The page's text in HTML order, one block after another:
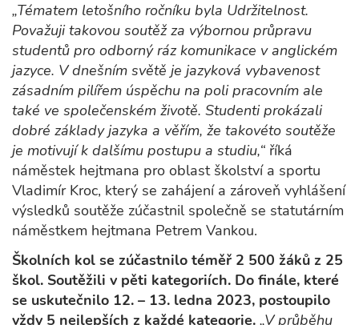
„Tématem letošního ročníku byla Udržitelnost.
Považuji takovou soutěž za výbornou průpravu
studentů pro odborný ráz komunikace v anglickém
jazyce. V dnešním světě je jazyková vybavenost
zásadním pilířem úspěchu na poli pracovním ale
také ve společenském životě. Studenti prokázali
dobré základy jazyka a věřím, že takovéto soutěže
je motivují k dalšímu postupu a studiu,“ říká
náměstek hejtmana pro oblast školství a sportu
Vladimír Kroc, který se zahájení a zároveň vyhlášení
výsledků soutěže zúčastnil společně se statutárním
náměstkem hejtmana Petrem Vankou.
Školních kol se zúčastnilo téměř 2 500 žáků z 25
škol. Soutěžili v pěti kategoriích. Do finále, které
se uskutečnilo 12. – 13. ledna 2023, postoupilo
vždy 5 nejlepších z každé kategorie. „V průběhu